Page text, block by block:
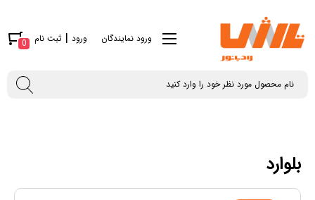
ورود نمایندگان ورود | ثبت نام 0
بلوارد